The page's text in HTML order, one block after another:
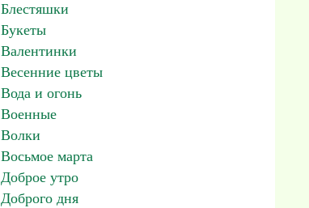
Блестяшки
Букеты
Валентинки
Весенние цветы
Вода и огонь
Военные
Волки
Восьмое марта
Доброе утро
Доброго дня